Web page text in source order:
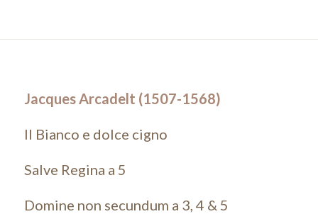
Jacques Arcadelt (1507-1568)
Il Bianco e dolce cigno
Salve Regina a 5
Domine non secundum a 3, 4 & 5